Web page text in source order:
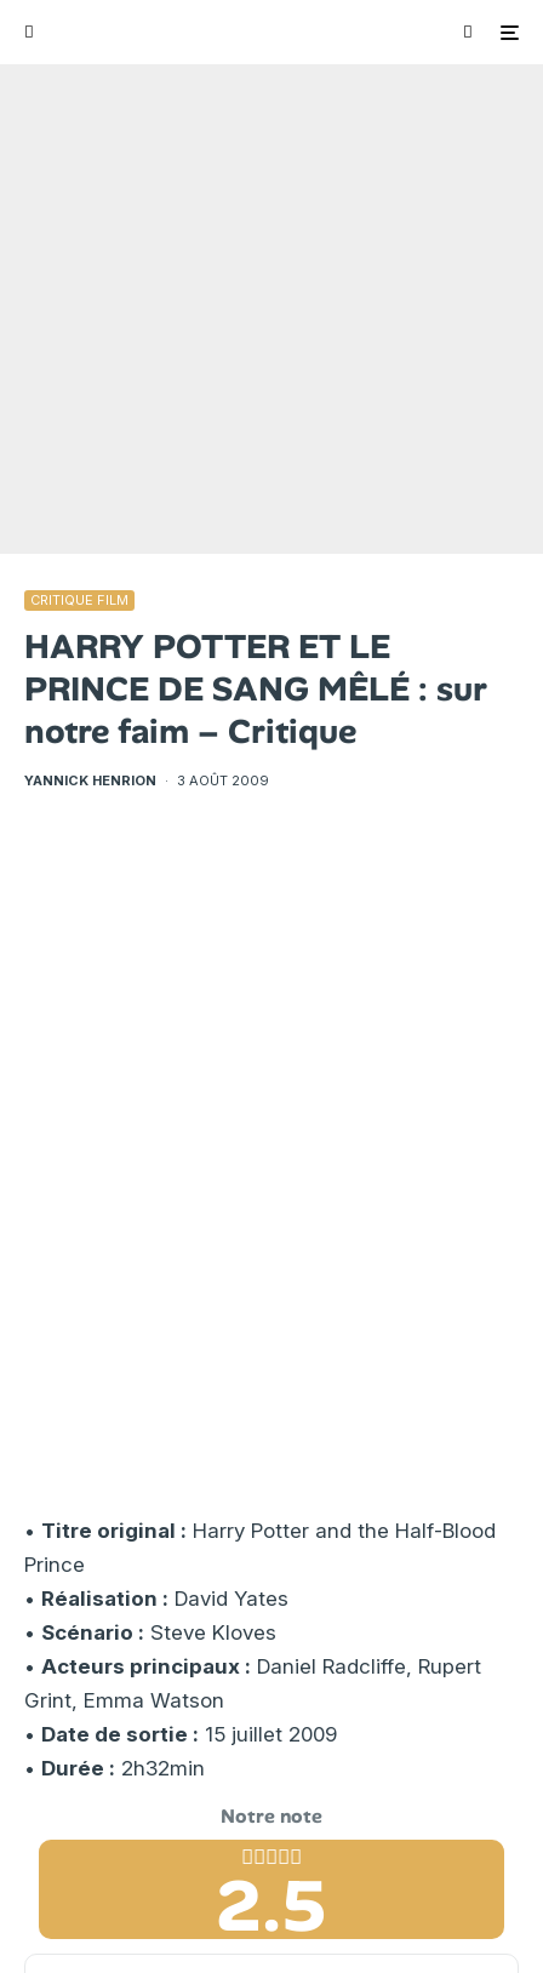
CRITIQUE FILM
HARRY POTTER ET LE
PRINCE DE SANG MÊLÉ : sur
notre faim – Critique
YANNICK HENRION · 3 AOÛT 2009
• Titre original : Harry Potter and the Half-Blood
Prince
• Réalisation : David Yates
• Scénario : Steve Kloves
• Acteurs principaux : Daniel Radcliffe, Rupert
Grint, Emma Watson
• Date de sortie : 15 juillet 2009
• Durée : 2h32min
2.5